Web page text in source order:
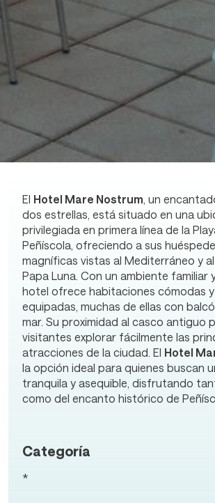
El Hotel Mare Nostrum , un
dos estrellas, está situado en una
privilegiada en primera línea de la
Peñíscola, ofreciendo a sus
magníficas vistas al Mediterráneo y
Papa Luna. Con un ambiente familiar
hotel ofrece habitaciones cómodas
equipadas, muchas de ellas con
mar. Su proximidad al casco antiguo
visitantes explorar fácilmente las
atracciones de la ciudad. El Hotel
la opción ideal para quienes buscan
tranquila y asequible, disfrutando
como del encanto histórico de
Categoría
*